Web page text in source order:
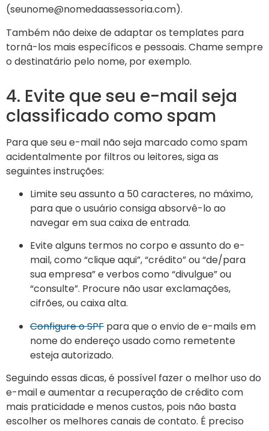
(seunome@nomedaassessoria.com).
Também não deixe de adaptar os templates para
torná-los mais específicos e pessoais. Chame sempre
o destinatário pelo nome, por exemplo.
4. Evite que seu e-mail seja
classificado como spam
Para que seu e-mail não seja marcado como spam
acidentalmente por filtros ou leitores, siga as
seguintes instruções:
Limite seu assunto a 50 caracteres, no máximo,
para que o usuário consiga absorvê-lo ao
navegar em sua caixa de entrada.
Evite alguns termos no corpo e assunto do e-
mail, como “clique aqui”, “crédito” ou “de/para
sua empresa” e verbos como “divulgue” ou
“consulte”. Procure não usar exclamações,
cifrões, ou caixa alta.
Configure o SPF para que o envio de e-mails em
nome do endereço usado como remetente
esteja autorizado.
Seguindo essas dicas, é possível fazer o melhor uso do
e-mail e aumentar a recuperação de crédito com
mais praticidade e menos custos, pois não basta
escolher os melhores canais de contato. É preciso